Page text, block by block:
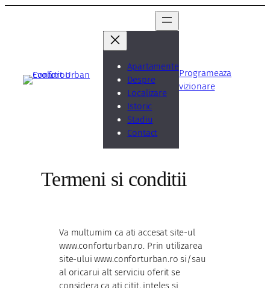
Apartamente
Despre
Localizare
Istoric
Stadiu
Contact
Programeaza
vizionare
Termeni si conditii
Va multumim ca ati accesat site-ul
www.conforturban.ro. Prin utilizarea
site-ului www.conforturban.ro si/sau
al oricarui alt serviciu oferit se
considera ca ati citit, inteles si